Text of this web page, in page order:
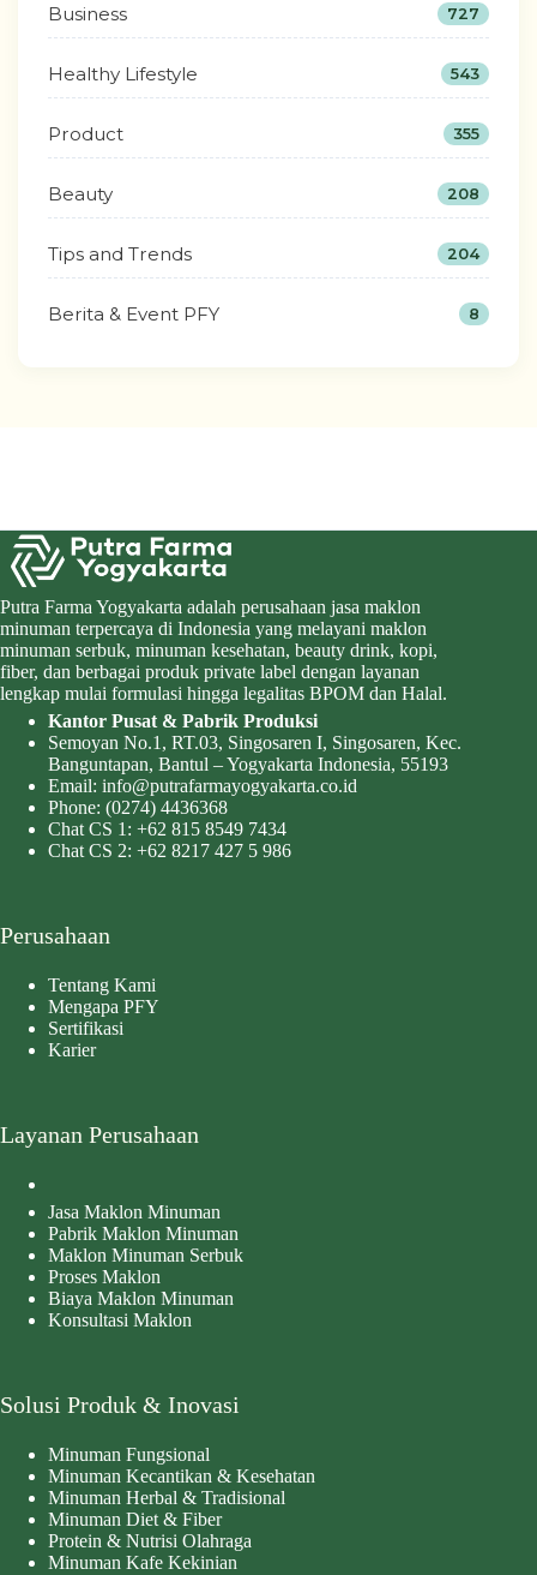
Business 727
Healthy Lifestyle 543
Product 355
Beauty 208
Tips and Trends 204
Berita & Event PFY 8
Putra Farma Yogyakarta adalah perusahaan jasa maklon
minuman terpercaya di Indonesia yang melayani maklon
minuman serbuk, minuman kesehatan, beauty drink, kopi,
fiber, dan berbagai produk private label dengan layanan
lengkap mulai formulasi hingga legalitas BPOM dan Halal.
Kantor Pusat & Pabrik Produksi
Semoyan No.1, RT.03, Singosaren I, Singosaren, Kec.
Banguntapan, Bantul – Yogyakarta Indonesia, 55193
Email: info@putrafarmayogyakarta.co.id
Phone: (0274) 4436368
Chat CS 1: +62 815 8549 7434
Chat CS 2: +62 8217 427 5 986
Perusahaan
Tentang Kami
Mengapa PFY
Sertifikasi
Karier
Layanan Perusahaan
Jasa Maklon Minuman
Pabrik Maklon Minuman
Maklon Minuman Serbuk
Proses Maklon
Biaya Maklon Minuman
Konsultasi Maklon
Solusi Produk & Inovasi
Minuman Fungsional
Minuman Kecantikan & Kesehatan
Minuman Herbal & Tradisional
Minuman Diet & Fiber
Protein & Nutrisi Olahraga
Minuman Kafe Kekinian